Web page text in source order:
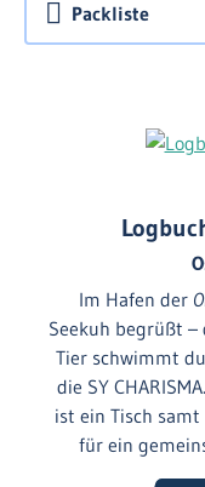
Packliste
Im Hafen der
Seekuh begrüßt –
Tier schwimmt
die SY
ist ein Tisch
für ein